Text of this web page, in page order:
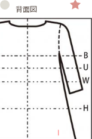
背面図